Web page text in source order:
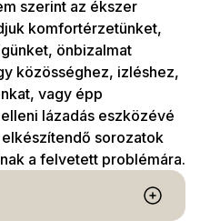
szerint az ékszer
komfortérzetünket,
önbizalmat
közösséghez, izléshez,
vagy épp
lázadás eszközévé
sorozatok
a felvetett problémára.